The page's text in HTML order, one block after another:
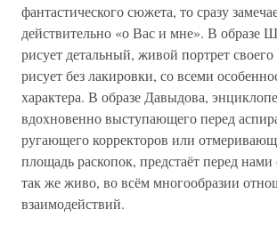
фантастического сюжета, то сразу
действительно «о Вас и мне». В образе
рисует детальный, живой портрет
рисует без лакировки, со всеми
характера. В образе Давыдова,
вдохновенно выступающего перед
ругающего корректоров или
площадь раскопок, предстаёт перед
так же живо, во всём многообразии
взаимодействий.